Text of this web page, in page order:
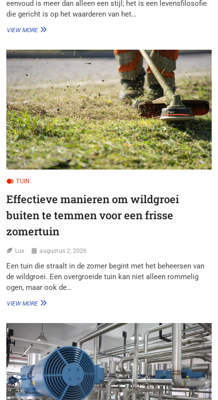
eenvoud is meer dan alleen een stijl; het is een levensfilosofie
die gericht is op het waarderen van het…
VIEW MORESCANDINAVISCHE
STIJLEN
VOOR
SLAAPKAMERINRICHTING
TUIN
Effectieve manieren om wildgroei
buiten te temmen voor een frisse
zomertuin
Lux augustus 2, 2026
Een tuin die straalt in de zomer begint met het beheersen van
de wildgroei. Een overgroeide tuin kan niet alleen rommelig
ogen, maar ook de…
VIEW MOREEFFECTIEVE
BUITEN
TE
TEMMEN
VOOR
EEN
FRISSE
ZOMERTUIN